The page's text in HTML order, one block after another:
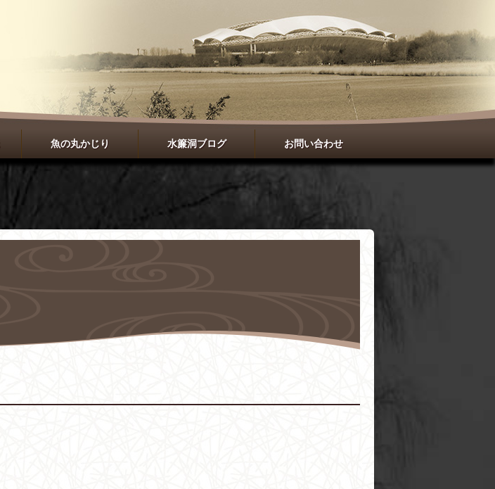
魚の丸かじり 水簾洞ブログ お問い合わせ